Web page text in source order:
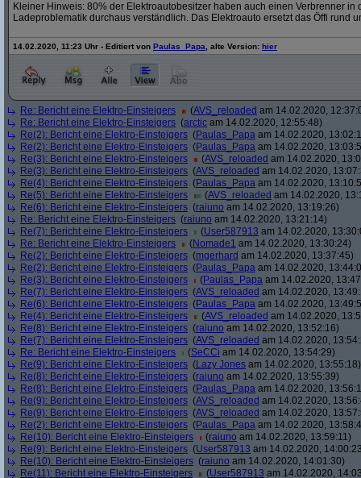
Kleiner Hinweis: 80% der Elektroautobesitzer haben auch einen Verbrenner in
Ladeproblematik durchaus verständlich. Das Elektroauto ersetzt das Öffi rund
14.02.2020, 11:23 Uhr - Editiert von Paulas_Papa , alte Version: hier
Re: Bericht eine Elektro-Einsteigers (AVS_reloaded am 14.02.2020,
Re: Bericht eine Elektro-Einsteigers (arctic am 14.02.2020, 12:55:48)
Re(2): Bericht eine Elektro-Einsteigers (Paulas_Papa am 14.02.2020,
Re(2): Bericht eine Elektro-Einsteigers (Paulas_Papa am 14.02.2020,
Re(3): Bericht eine Elektro-Einsteigers
(AVS_reloaded am 14.02.2020,
Re(3): Bericht eine Elektro-Einsteigers (AVS_reloaded am 14.02.2020,
Re(4): Bericht eine Elektro-Einsteigers (Paulas_Papa am 14.02.2020,
Re(5): Bericht eine Elektro-Einsteigers
(AVS_reloaded am 14.02.2020,
Re(6): Bericht eine Elektro-Einsteigers (raiuno am 14.02.2020, 13:19:26)
Re: Bericht eine Elektro-Einsteigers (raiuno am 14.02.2020, 13:21:14)
Re(7): Bericht eine Elektro-Einsteigers
(User587913 am 14.02.2020,
Re: Bericht eine Elektro-Einsteigers
(Nomade1 am 14.02.2020, 13:30:24)
Re(2): Bericht eine Elektro-Einsteigers (mgerhard am 14.02.2020, 13:37:45)
Re(2): Bericht eine Elektro-Einsteigers (Paulas_Papa am 14.02.2020,
Re(3): Bericht eine Elektro-Einsteigers
(Paulas_Papa am 14.02.2020,
Re(7): Bericht eine Elektro-Einsteigers (AVS_reloaded am 14.02.2020,
Re(6): Bericht eine Elektro-Einsteigers (Paulas_Papa am 14.02.2020,
Re(4): Bericht eine Elektro-Einsteigers
(AVS_reloaded am 14.02.2020,
Re(8): Bericht eine Elektro-Einsteigers (raiuno am 14.02.2020, 13:52:16)
Re(7): Bericht eine Elektro-Einsteigers (AVS_reloaded am 14.02.2020,
Re: Bericht eine Elektro-Einsteigers
(SeCCi am 14.02.2020, 13:54:29)
Re(9): Bericht eine Elektro-Einsteigers (Lazy Jones am 14.02.2020, 13:55:18)
Re(8): Bericht eine Elektro-Einsteigers (raiuno am 14.02.2020, 13:55:39)
Re(8): Bericht eine Elektro-Einsteigers (Paulas_Papa am 14.02.2020,
Re(9): Bericht eine Elektro-Einsteigers (AVS_reloaded am 14.02.2020,
Re(9): Bericht eine Elektro-Einsteigers (AVS_reloaded am 14.02.2020,
Re(2): Bericht eine Elektro-Einsteigers (Paulas_Papa am 14.02.2020,
Re(10): Bericht eine Elektro-Einsteigers
(raiuno am 14.02.2020, 13:59:11)
Re(9): Bericht eine Elektro-Einsteigers (User587913 am 14.02.2020,
Re(10): Bericht eine Elektro-Einsteigers (raiuno am 14.02.2020, 14:01:30)
Re(11): Bericht eine Elektro-Einsteigers
(User587913 am 14.02.2020,